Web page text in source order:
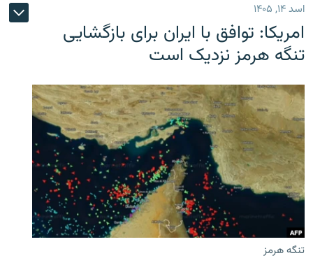
اسد ۱۴, ۱۴۰۵
امریکا: توافق با ایران برای بازگشایی
تنگه هرمز نزدیک است
تنگه هرمز